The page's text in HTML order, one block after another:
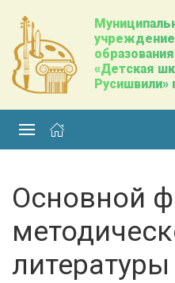
образования
«Детская
Русишвили»
Основной
литературы